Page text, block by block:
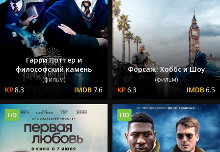
Гарри Поттер и
философский камень
(фильм)
8.3 7.6
Форсаж: Хоббс и Шоу
(фильм)
6.3 6.5
HD HD